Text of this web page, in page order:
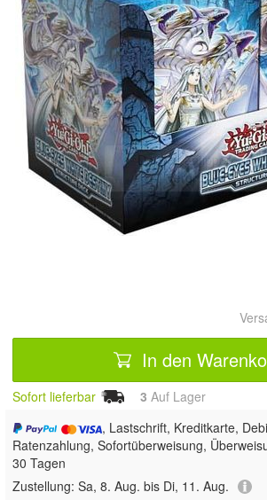
Doppelt antippen zum
vergrößern
In den
Sofort lieferbar 3 Auf Lager
, Lastschrift, Kreditkarte,
Ratenzahlung, Sofortüberweisung,
30 Tagen
Zustellung: Sa, 8. Aug. bis Di, 11. Aug.